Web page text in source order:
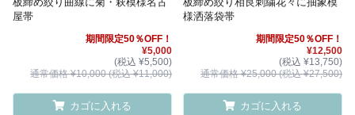
屋帯
期間限定50％OFF！
¥5,000
(税込 ¥5,500)
通常価格 ¥10,000 (税込 ¥11,000)
カゴに入れる
様洒落袋帯
期間限定50％OFF！
¥12,500
(税込 ¥13,750)
通常価格 ¥25,000 (税込 ¥27,500)
カゴに入れる